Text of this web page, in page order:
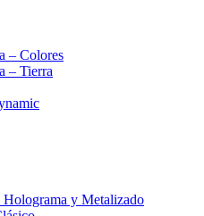
– Colores
– Tierra
y Metalizado